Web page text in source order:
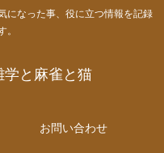
になった事、役に立つ情報を記録
。
学と麻雀と猫
お問い合わせ